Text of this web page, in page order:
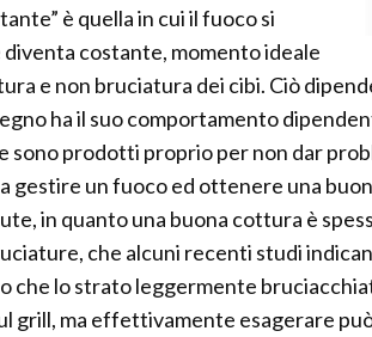
è quella in cui il fuoco si
diventa costante, momento ideale
e non bruciatura dei cibi. Ciò
ha il suo comportamento
sono prodotti proprio per non dar
gestire un fuoco ed ottenere una
in quanto una buona cottura è
che alcuni recenti studi
che lo strato leggermente
grill, ma effettivamente esagerare